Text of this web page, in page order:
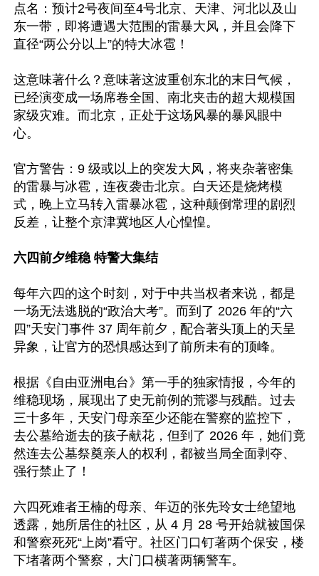
点名：预计2号夜间至4号北京、天津、河北以及山
东一带，即将遭遇大范围的雷暴大风，并且会降下
直径“两公分以上”的特大冰雹！
这意味著什么？意味著这波重创东北的末日气候，
已经演变成一场席卷全国、南北夹击的超大规模国
家级灾难。而北京，正处于这场风暴的暴风眼中
心。
官方警告：9 级或以上的突发大风，将夹杂著密集
的雷暴与冰雹，连夜袭击北京。白天还是烧烤模
式，晚上立马转入雷暴冰雹，这种颠倒常理的剧烈
反差，让整个京津冀地区人心惶惶。
六四前夕维稳 特警大集结
每年六四的这个时刻，对于中共当权者来说，都是
一场无法逃脱的“政治大考”。而到了 2026 年的“六
四”天安门事件 37 周年前夕，配合著头顶上的天呈
异象，让官方的恐惧感达到了前所未有的顶峰。
根据《自由亚洲电台》第一手的独家情报，今年的
维稳现场，展现出了史无前例的荒谬与残酷。过去
三十多年，天安门母亲至少还能在警察的监控下，
去公墓给逝去的孩子献花，但到了 2026 年，她们竟
然连去公墓祭奠亲人的权利，都被当局全面剥夺、
强行禁止了！
六四死难者王楠的母亲、年迈的张先玲女士绝望地
透露，她所居住的社区，从 4 月 28 号开始就被国保
和警察死死“上岗”看守。社区门口钉著两个保安，楼
下堵著两个警察，大门口横著两辆警车。